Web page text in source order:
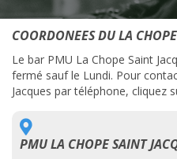
COORDONEES DU LA
Le bar PMU La Chope Saint
fermé sauf le Lundi. Pour
Jacques par téléphone, cliquez
PMU LA CHOPE SAINT